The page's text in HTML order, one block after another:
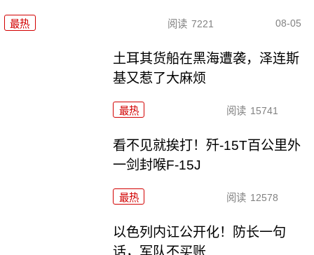
最热 阅读 7221 08-05
土耳其货船在黑海遭袭，泽连斯
基又惹了大麻烦
最热 阅读 15741
看不见就挨打！歼-15T百公里外
一剑封喉F-15J
最热 阅读 12578
以色列内讧公开化！防长一句
话，军队不买账